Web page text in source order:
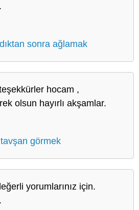
sonra ağlamak
hocam ,
olsun hayırlı akşamlar.
görmek
yorumlarınız için.